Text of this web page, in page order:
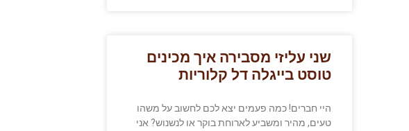
שני עליזי מסבירה איך מכינים
טוסט בייגלה דל קלוריות
היי חברים! כמה פעמים יצא לכם לחשוב על משהו
טעים, מהיר ומשביע לארוחת בוקר או לנשנוש? אני